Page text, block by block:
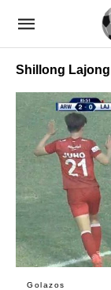
Shillong Lajong
Golazos